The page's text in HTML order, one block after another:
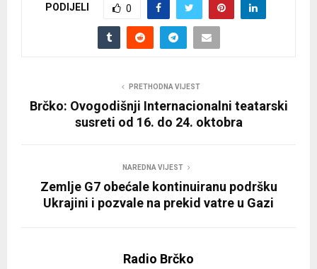
PODIJELI 0
PRETHODNA VIJEST
Brčko: Ovogodišnji Internacionalni teatarski
susreti od 16. do 24. oktobra
NAREDNA VIJEST
Zemlje G7 obećale kontinuiranu podršku
Ukrajini i pozvale na prekid vatre u Gazi
Radio Brčko